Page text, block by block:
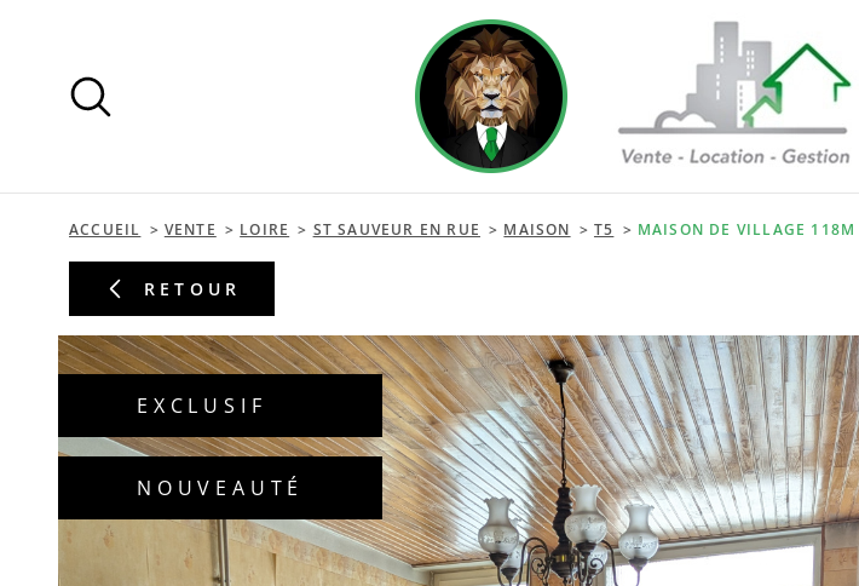
recherche
principal
ACCUEIL VENTE LOIRE ST SAUVEUR EN RUE MAISON T5 MAISON DE VILLAGE 118M
RETOUR
EXCLUSIF
NOUVEAUTÉ